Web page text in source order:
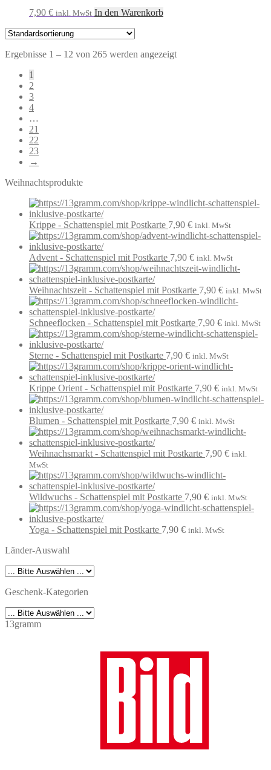
7,90 € inkl. MwSt In den Warenkorb
Ergebnisse 1 – 12 von 265 werden angezeigt
1
2
3
4
…
21
22
23
→
Weihnachtsprodukte
Krippe - Schattenspiel mit Postkarte 7,90 € inkl. MwSt
Advent - Schattenspiel mit Postkarte 7,90 € inkl. MwSt
Weihnachtszeit - Schattenspiel mit Postkarte 7,90 € inkl. MwSt
Schneeflocken - Schattenspiel mit Postkarte 7,90 € inkl. MwSt
Sterne - Schattenspiel mit Postkarte 7,90 € inkl. MwSt
Krippe Orient - Schattenspiel mit Postkarte 7,90 € inkl. MwSt
Blumen - Schattenspiel mit Postkarte 7,90 € inkl. MwSt
Weihnachsmarkt - Schattenspiel mit Postkarte 7,90 € inkl.
MwSt
Wildwuchs - Schattenspiel mit Postkarte 7,90 € inkl. MwSt
Yoga - Schattenspiel mit Postkarte 7,90 € inkl. MwSt
Länder-Auswahl
Geschenk-Kategorien
13gramm